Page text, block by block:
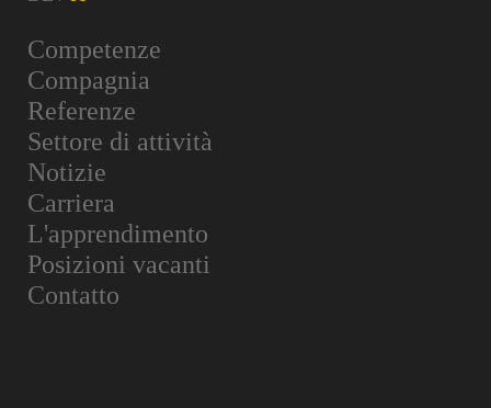
Competenze
Compagnia
Referenze
Settore di attività
Notizie
Carriera
L'apprendimento
Posizioni vacanti
Contatto